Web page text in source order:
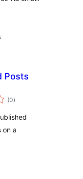
Posts
(0evaluación
total
)
on a